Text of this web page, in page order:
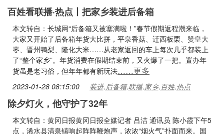
百姓看联播·热点丨把家乡装进后备箱
本文转自：长城网“后备箱又被塞满啦！”春节假期返程潮来临，
大家又开始了后备箱年货大比拼，平泉香菇、迁西板栗、赞皇大
枣、晋州鸭梨、隆化大米……从老家返回的车上每次几乎都装上
了“整个家乡”。年货消费在假期结束前，又火爆了一把。置办年
货虽是老习俗，但年年都有新玩法……更多
2023-01-28 08:15:00 装进,后备箱,联播,家乡,百姓,热点
除夕灯火，他守护了32年
本文转自：黄冈日报黄冈日报全媒记者 吕洁 通讯员 陈小霞下午5
点，浠水县清泉镇响起阵阵鞭炮声，浓浓“烟火气”扑面而来。国